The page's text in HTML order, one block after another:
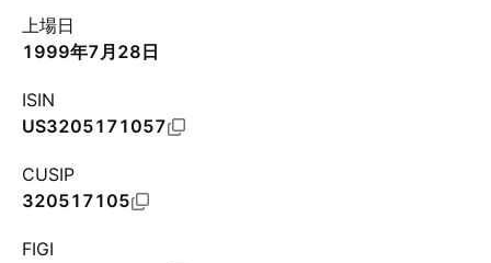
上場日
1999年7月28日
ISIN
US3205171057
CUSIP
320517105
FIGI